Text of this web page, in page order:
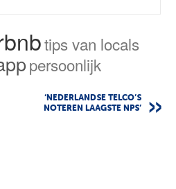
tips van locals
persoonlijk
‘NEDERLANDSE TELCO’S
NOTEREN LAAGSTE NPS’